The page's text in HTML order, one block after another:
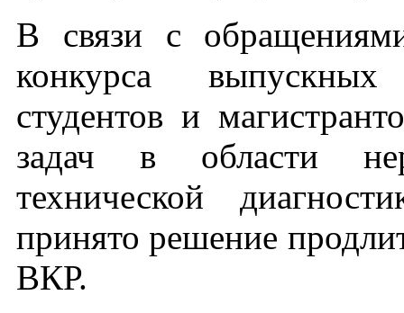
В связи с
конкурса
студентов и
задач в области
технической
принято решение
ВКР.